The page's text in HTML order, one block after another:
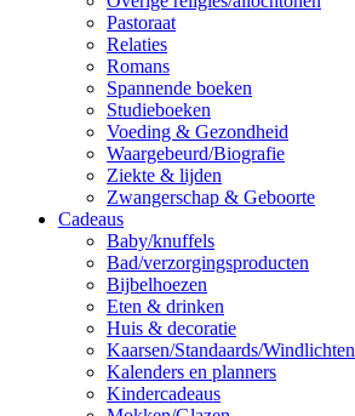
Pastoraat
Relaties
Romans
Spannende boeken
Studieboeken
Voeding & Gezondheid
Waargebeurd/Biografie
Ziekte & lijden
Zwangerschap & Geboorte
Cadeaus
Baby/knuffels
Bad/verzorgingsproducten
Bijbelhoezen
Eten & drinken
Huis & decoratie
Kaarsen/Standaards/Windlichten
Kalenders en planners
Kindercadeaus